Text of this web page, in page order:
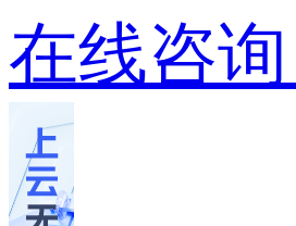
在线咨询